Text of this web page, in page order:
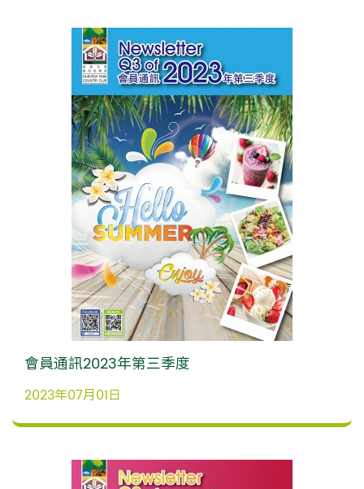
會員通訊2023年第三季度
2023年07月01日